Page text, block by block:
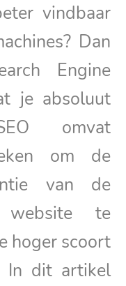
vindbaar
Dan
Engine
je absoluut
omvat
om de
van de
te
hoger scoort
In dit artikel